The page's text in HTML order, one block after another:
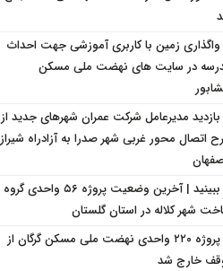
واگذاری زمین با کاربری آموزشی جهت احداث
در سایت های نهضت ملی مسکن
بازدید مدیرعامل شرکت عمران شهرهای جدید از
اتصال محور غربی شهر صدرا به آزادراه شیراز
ببینید | آخرین وضعیت پروژه ۵۶ واحدی گروه
شهر کلاله در استان گلستان
پروژه ۲۲۰ واحدی نهضت ملی مسکن گرگان از
خارج شد